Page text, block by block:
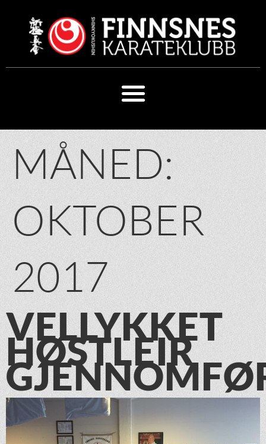
MÅNED:
OKTOBER
2017
VELLYKKET
HØSTLEIR